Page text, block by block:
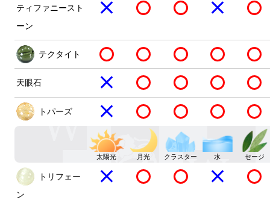
ティファニースト
ーン
テクタイト
天眼石
トパーズ
太陽光 月光 クラスター 水 セージ
トリフェー
ン